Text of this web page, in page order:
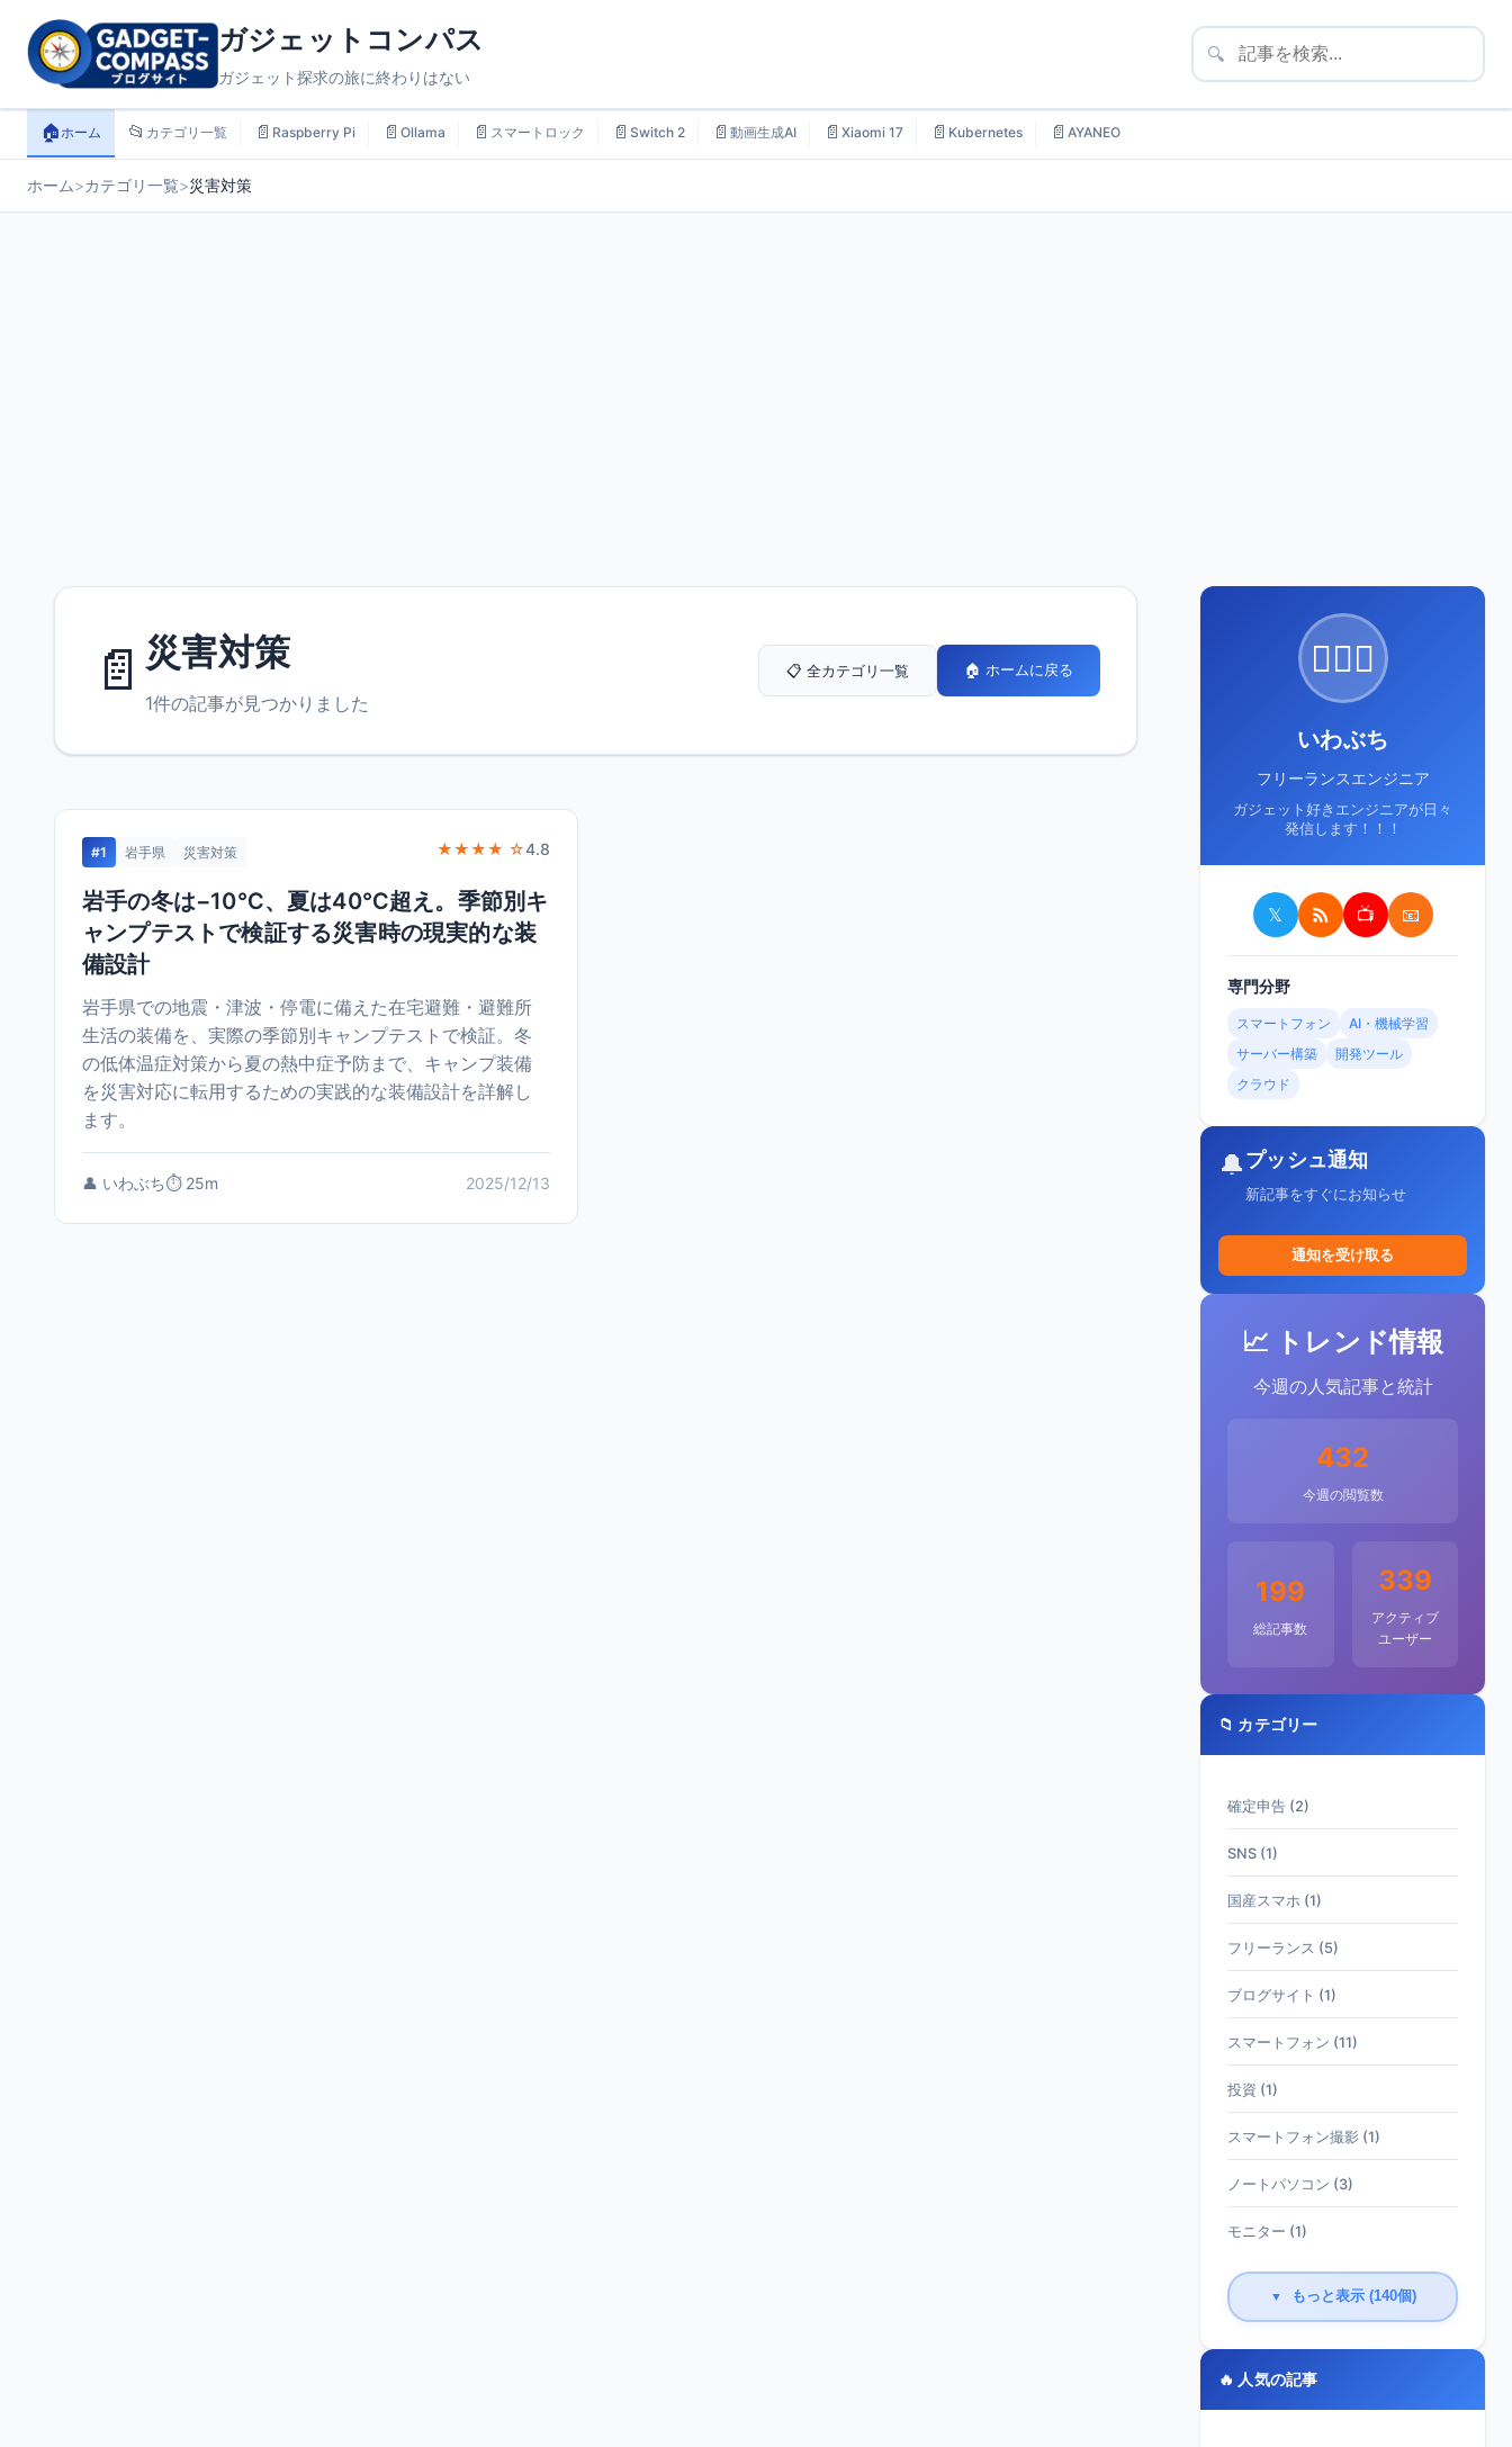
ガジェットコンパス
ガジェット探求の旅に終わりはない
🔍
🏠ホーム 📂 カテゴリ一覧 📄 Raspberry Pi 📄 Ollama 📄 スマートロック 📄 Switch 2 📄 動画生成AI 📄 Xiaomi 17 📄 Kubernetes 📄 AYANEO
ホーム>カテゴリ一覧>災害対策
📄 災害対策
1件の記事が見つかりました
📋 全カテゴリ一覧 🏠 ホームに戻る
#1 岩手県 災害対策 ★★★★ ☆4.8
岩手の冬は−10℃、夏は40℃超え。季節別キ
ャンプテストで検証する災害時の現実的な装
備設計
岩手県での地震・津波・停電に備えた在宅避難・避難所
生活の装備を、実際の季節別キャンプテストで検証。冬
の低体温症対策から夏の熱中症予防まで、キャンプ装備
を災害対応に転用するための実践的な装備設計を詳解し
ます。
👤 いわぶち⏱️ 25m 2025/12/13
🙋🏻‍♂️
いわぶち
フリーランスエンジニア
ガジェット好きエンジニアが日々
発信します！！！
𝕏 📺 📧
専門分野
スマートフォン
AI・機械学習
サーバー構築
開発ツール
クラウド
🔔プッシュ通知
新記事をすぐにお知らせ
通知を受け取る
📈 トレンド情報
今週の人気記事と統計
432
今週の閲覧数
199
総記事数
339
アクティブ
ユーザー
📁 カテゴリー
確定申告 (2)
SNS (1)
国産スマホ (1)
フリーランス (5)
ブログサイト (1)
スマートフォン (11)
投資 (1)
スマートフォン撮影 (1)
ノートパソコン (3)
モニター (1)
▼ もっと表示 (140個)
🔥 人気の記事